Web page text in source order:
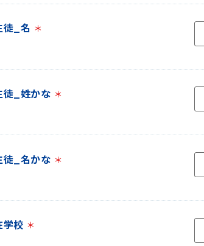
徒_名 ＊
徒_姓かな ＊
徒_名かな ＊
学校 ＊